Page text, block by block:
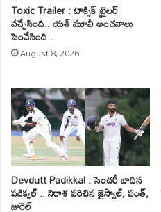
Toxic Trailer : టాక్సిక్ ట్రైలర్
వచ్చేసింది.. యశ్ మూవీ అంచనాలు
పెంచేసింది..
August 8, 2026
Devdutt Padikkal : సెంచరీ బాదిన
పడిక్కల్ .. నిరాశ పరిచిన జైస్వాల్, పంత్,
జురెల్